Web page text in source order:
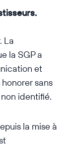
La
la SGP a
et
sans
identifié.
la mise à